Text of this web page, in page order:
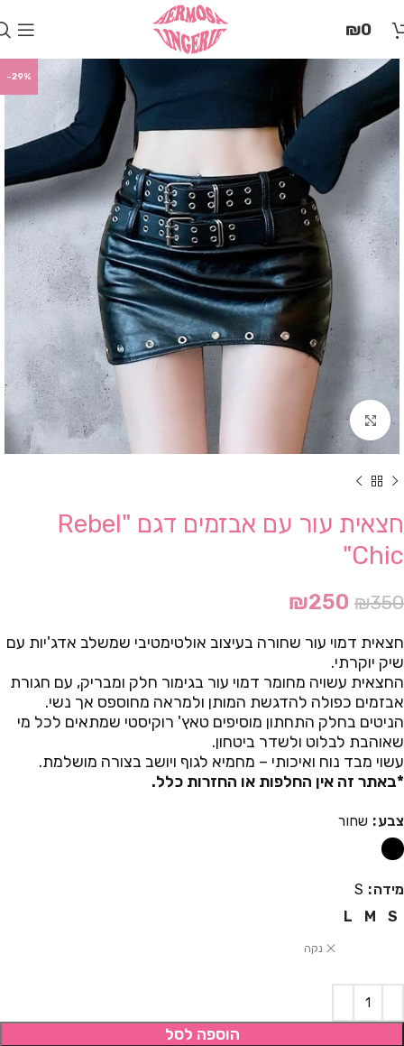
זֶה
מַעֲרֶכֶת
"המרכז
הישראלי
לְהַנְגָּשָׁת
אָתָרִים".
הַמְּסַיַּעַת
לִנְגִישׁוּת
הָאֲתָר.
לִפְתִיחַת
תַּפְרִיט
הֵנְּגִישׁוּת
לְחַץ
₪0
-29%
Click to enlarge
חצאית עור עם אבזמים דגם "Rebel
Chic"
₪350
₪250
חצאית דמוי עור שחורה בעיצוב אולטימטיבי שמשלב אדג'יות עם
שיק יוקרתי.
החצאית עשויה מחומר דמוי עור בגימור חלק ומבריק, עם חגורת
אבזמים כפולה להדגשת המותן ולמראה מחוספס אך נשי.
הניטים בחלק התחתון מוסיפים טאץ' רוקיסטי שמתאים לכל מי
שאוהבת לבלוט ולשדר ביטחון.
עשוי מבד נוח ואיכותי – מחמיא לגוף ויושב בצורה מושלמת.
*באתר זה אין החלפות או החזרות כלל.
צבע שחור
מידה
S
S
M
L
נקה
הוספה לסל